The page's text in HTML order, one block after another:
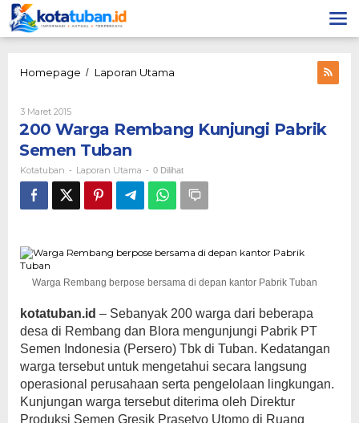
Lewati
ke
konten
Homepage / Laporan Utama
Pabrik
3 Maret 2015Oleh
Kotatuban
200 Warga Rembang Kunjungi Pabrik
Semen Tuban
Kotatuban - Laporan Utama - 0 Dilihat
Warga Rembang berpose bersama di depan kantor Pabrik Tuban
kotatuban.id – Sebanyak 200 warga dari beberapa
desa di Rembang dan Blora mengunjungi Pabrik PT
Semen Indonesia (Persero) Tbk di Tuban. Kedatangan
warga tersebut untuk mengetahui secara langsung
operasional perusahaan serta pengelolaan lingkungan.
Kunjungan warga tersebut diterima oleh Direktur
Produksi Semen Gresik Prasetyo Utomo di Ruang